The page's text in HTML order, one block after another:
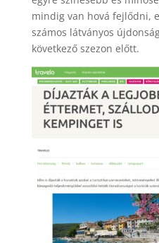
mindig van hová fejlődni,
számos látványos
következő szezon előtt.